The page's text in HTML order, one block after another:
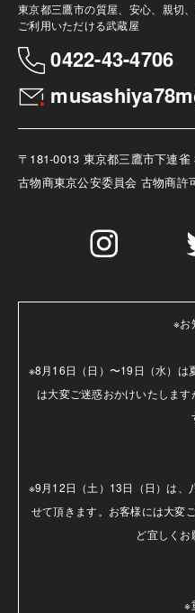
東京都三鷹市の質屋、安心、親切
ご利用いただける武蔵屋
0422-43-4706
〒181-0013 東京都三鷹市下連雀
古物商東京公安委員会 古物商
※お
※8月16日（日）〜19日（水）は
は大変ご迷惑おかけいたしま
※9月12日（土）13日（日）は、
せて頂きます。お客様には大変
ど宜しくお
※